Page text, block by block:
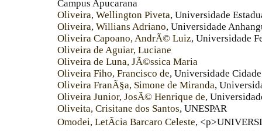
Campus Apucarana
Oliveira, Wellington Piveta, Universidade
Oliveira, Willians Adriano, Universidade
Oliveira Capoano, AndrÃ© Luiz, Universidade
Oliveira de Aguiar, Luciane
Oliveira de Luna, JÃ©ssica Maria
Oliveira Fiho, Francisco de, Universidade
Oliveira FranÃ§a, Simone de Miranda,
Oliveira Junior, JosÃ© Henrique de,
Oliveita, Crisitane dos Santos, UNESPAR
Omodei, LetÃ­cia Barcaro Celeste,